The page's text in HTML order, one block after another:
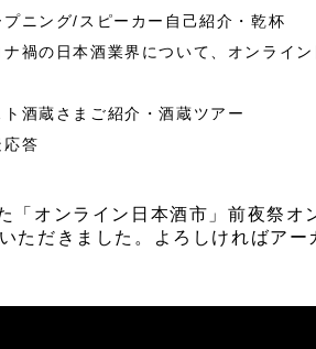
ニング/スピーカー自己紹介・乾杯
禍の日本酒業界について、オンライ
酒蔵さまご紹介・酒蔵ツアー
答
オンライン日本酒市」前夜祭オ
ただきました。よろしければアー